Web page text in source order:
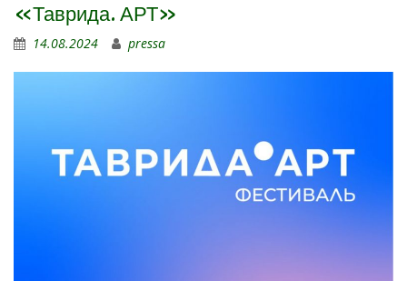
«Таврида. АРТ»
14.08.2024 pressa